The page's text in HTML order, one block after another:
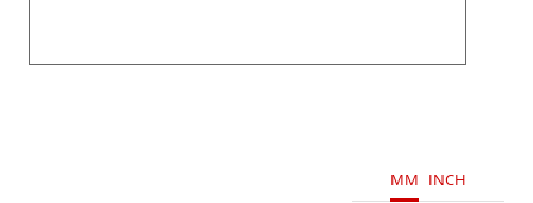
MM INCH